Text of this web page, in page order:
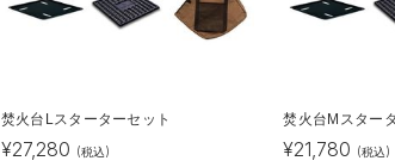
焚火台Lスターターセット
¥27,280 (税込)
焚火台Mスター
¥21,780 (税込)